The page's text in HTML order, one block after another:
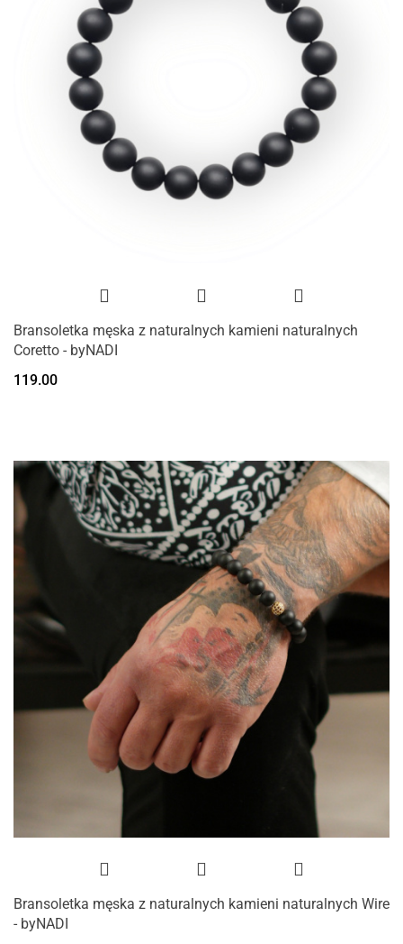
Bransoletka męska z naturalnych kamieni naturalnych
Coretto - byNADI
119.00
Bransoletka męska z naturalnych kamieni naturalnych Wire
- byNADI